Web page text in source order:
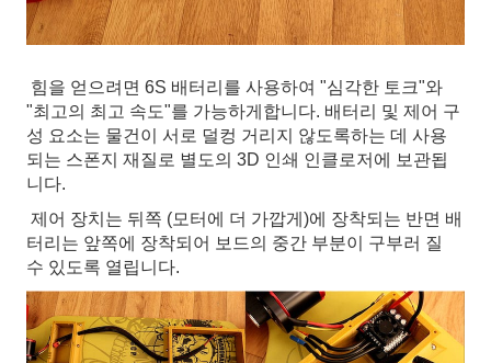
힘을 얻으려면 6S 배터리를 사용하여 "심각한 토크"와
"최고의 최고 속도"를 가능하게합니다. 배터리 및 제어 구
성 요소는 물건이 서로 덜컹 거리지 않도록하는 데 사용
되는 스폰지 재질로 별도의 3D 인쇄 인클로저에 보관됩
니다.
제어 장치는 뒤쪽 (모터에 더 가깝게)에 장착되는 반면 배
터리는 앞쪽에 장착되어 보드의 중간 부분이 구부러 질
수 있도록 열립니다.